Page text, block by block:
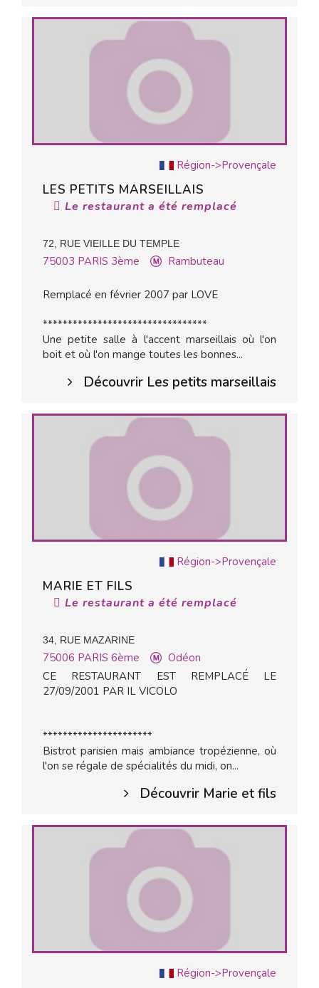
Région->Provençale
LES PETITS MARSEILLAIS
Le restaurant a été remplacé
72, RUE VIEILLE DU TEMPLE
75003 PARIS 3ème Rambuteau
Remplacé en février 2007 par LOVE
*********************************
Une petite salle à l'accent marseillais où l'on
boit et où l'on mange toutes les bonnes...
Découvrir Les petits marseillais
Région->Provençale
MARIE ET FILS
Le restaurant a été remplacé
34, RUE MAZARINE
75006 PARIS 6ème
Odéon
CE RESTAURANT EST REMPLACÉ LE
27/09/2001 PAR IL VICOLO
**********************
Bistrot parisien mais ambiance tropézienne, où
l'on se régale de spécialités du midi, on...
Découvrir Marie et fils
Région->Provençale